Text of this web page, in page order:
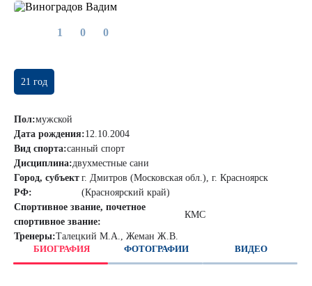
1 0 0
21 год
Пол:мужской
Дата рождения:12.10.2004
Вид спорта:санный спорт
Дисциплина:двухместные сани
Город, субъект
РФ:
г. Дмитров (Московская обл.), г. Красноярск
(Красноярский край)
Спортивное звание, почетное
спортивное звание:
КМС
Тренеры:Талецкий М.А., Жеман Ж.В.
БИОГРАФИЯ
ФОТОГРАФИИ ВИДЕО